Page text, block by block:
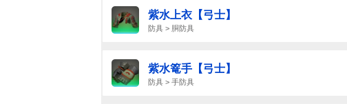
紫水上衣【弓士】
防具 > 胴防具
紫水篭手【弓士】
防具 > 手防具